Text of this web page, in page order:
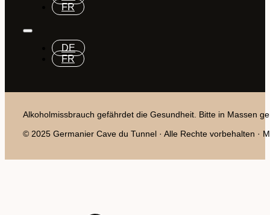
FR
DE
FR
Alkoholmissbrauch gefährdet die Gesundheit. Bitte in Massen
© 2025 Germanier Cave du Tunnel · Alle Rechte vorbehalten ·